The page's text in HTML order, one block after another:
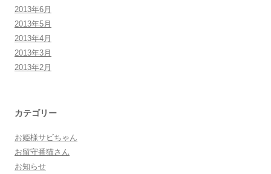
2013年6月
2013年5月
2013年4月
2013年3月
2013年2月
カテゴリー
お姫様サビちゃん
お留守番猫さん
お知らせ